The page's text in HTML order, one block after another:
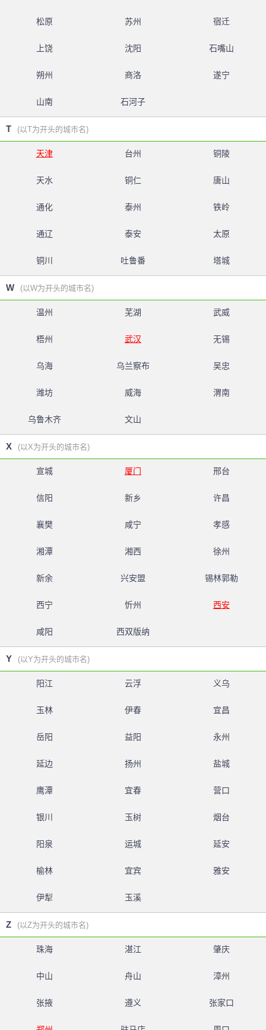
松原 苏州 宿迁
上饶 沈阳 石嘴山
朔州 商洛 遂宁
山南 石河子
T (以T为开头的城市名)
天津 台州 铜陵
天水 铜仁 唐山
通化 泰州 铁岭
通辽 泰安 太原
铜川 吐鲁番 塔城
W (以W为开头的城市名)
温州 芜湖 武威
梧州 武汉 无锡
乌海 乌兰察布 吴忠
潍坊 威海 渭南
乌鲁木齐 文山
X (以X为开头的城市名)
宣城 厦门 邢台
信阳 新乡 许昌
襄樊 咸宁 孝感
湘潭 湘西 徐州
新余 兴安盟 锡林郭勒
西宁 忻州 西安
咸阳 西双版纳
Y (以Y为开头的城市名)
阳江 云浮 义乌
玉林 伊春 宜昌
岳阳 益阳 永州
延边 扬州 盐城
鹰潭 宜春 营口
银川 玉树 烟台
阳泉 运城 延安
榆林 宜宾 雅安
伊犁 玉溪
Z (以Z为开头的城市名)
珠海 湛江 肇庆
中山 舟山 漳州
张掖 遵义 张家口